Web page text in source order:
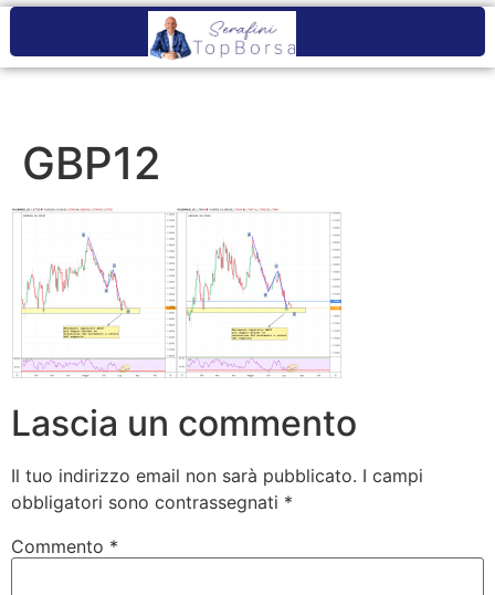
GBP12
Lascia un commento
Il tuo indirizzo email non sarà pubblicato. I campi
obbligatori sono contrassegnati *
Commento *